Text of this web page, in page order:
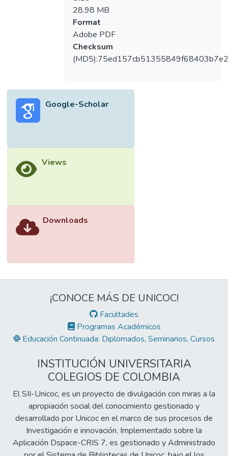
28.98 MB
Format
Adobe PDF
Checksum
Google-Scholar
Views
Downloads
¡CONOCE MÁS DE UNICOC!
Facultades
Programas Académicos
Educación Continuada: Diplomados, Seminarios, Cursos
INSTITUCIÓN UNIVERSITARIA
COLEGIOS DE COLOMBIA
El SII-Unicoc, es un proyecto de divulgación con miras a la
apropiación social del conocimiento gestionado y
desarrollado por Unicoc en el marco de sus procesos de
Investigación e innovación. Implementado sobre la
Aplicación Dspace-CRIS 7, es gestionado y Administrado